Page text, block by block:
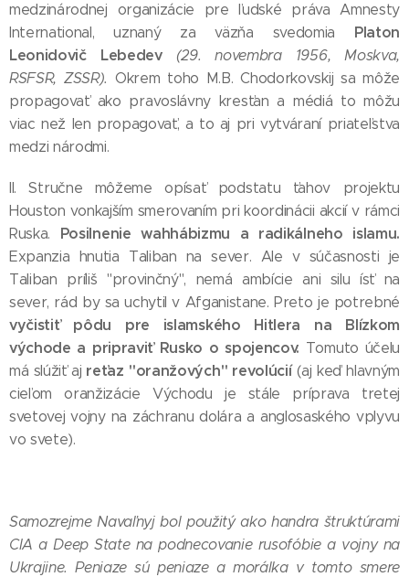
medzinárodnej organizácie pre ľudské práva Amnesty
International, uznaný za väzňa svedomia Platon
Leonidovič Lebedev
(29. novembra 1956, Moskva,
RSFSR, ZSSR). Okrem toho M.B. Chodorkovskij sa môže
propagovať ako pravoslávny kresťan a médiá to môžu
viac než len propagovať, a to aj pri vytváraní priateľstva
medzi národmi.
II. Stručne môžeme opísať podstatu ťahov projektu
Houston vonkajším smerovaním pri koordinácii akcií v rámci
Ruska. Posilnenie wahhábizmu a radikálneho islamu.
Expanzia hnutia Taliban na sever. Ale v súčasnosti je
Taliban príliš "provinčný", nemá ambície ani silu ísť na
sever, rád by sa uchytil v Afganistane. Preto je potrebné
vyčistiť pôdu pre islamského Hitlera na Blízkom
východe a pripraviť Rusko o spojencov. Tomuto účelu
má slúžiť aj reťaz "oranžových" revolúcií (aj keď hlavným
cieľom oranžizácie Východu je stále príprava tretej
svetovej vojny na záchranu dolára a anglosaského vplyvu
vo svete).
Samozrejme Navaľnyj bol použitý ako handra štruktúrami
CIA a Deep State na podnecovanie rusofóbie a vojny na
Ukrajine. Peniaze sú peniaze a morálka v tomto smere